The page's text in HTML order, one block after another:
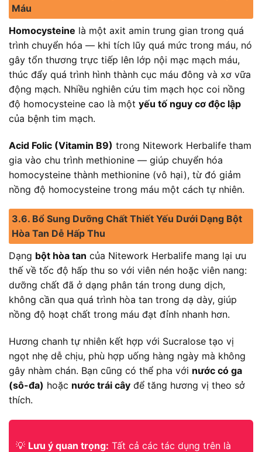
Máu
Homocysteine là một axit amin trung gian trong quá
trình chuyển hóa — khi tích lũy quá mức trong máu, nó
gây tổn thương trực tiếp lên lớp nội mạc mạch máu,
thúc đẩy quá trình hình thành cục máu đông và xơ vữa
động mạch. Nhiều nghiên cứu tim mạch học coi nồng
độ homocysteine cao là một yếu tố nguy cơ độc lập
của bệnh tim mạch.
Acid Folic (Vitamin B9) trong Nitework Herbalife tham
gia vào chu trình methionine — giúp chuyển hóa
homocysteine thành methionine (vô hại), từ đó giảm
nồng độ homocysteine trong máu một cách tự nhiên.
3.6. Bổ Sung Dưỡng Chất Thiết Yếu Dưới Dạng Bột
Hòa Tan Dễ Hấp Thu
Dạng bột hòa tan của Nitework Herbalife mang lại ưu
thế về tốc độ hấp thu so với viên nén hoặc viên nang:
dưỡng chất đã ở dạng phân tán trong dung dịch,
không cần qua quá trình hòa tan trong dạ dày, giúp
nồng độ hoạt chất trong máu đạt đỉnh nhanh hơn.
Hương chanh tự nhiên kết hợp với Sucralose tạo vị
ngọt nhẹ dễ chịu, phù hợp uống hàng ngày mà không
gây nhàm chán. Bạn cũng có thể pha với nước có ga
(sô-đa) hoặc nước trái cây để tăng hương vị theo sở
thích.
💡 Lưu ý quan trọng: Tất cả các tác dụng trên là